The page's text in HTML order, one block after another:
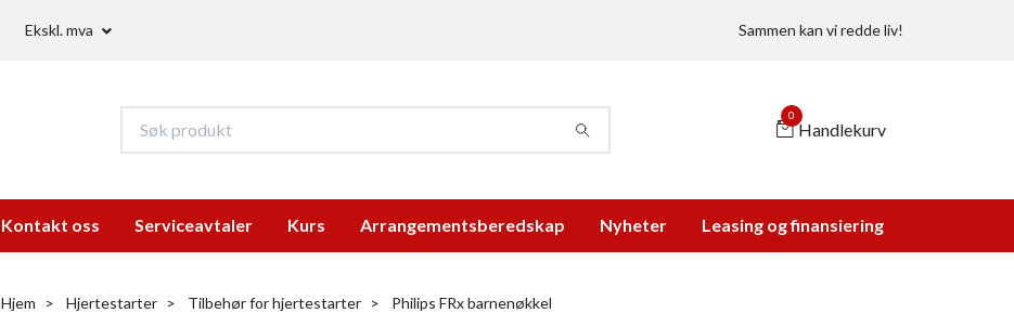
Ekskl. mva Sammen kan vi redde liv!
0
Handlekurv
Kontakt oss Serviceavtaler Kurs Arrangementsberedskap Nyheter Leasing og finansiering
Hjem Hjertestarter Tilbehør for hjertestarter Philips FRx barnenøkkel